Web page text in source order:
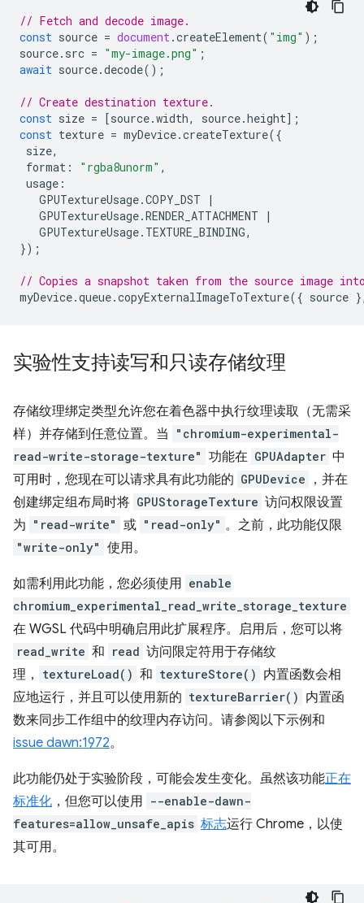
// Fetch and decode image.
const source = document.createElement( "img" );
source. src = "my-image.png" ;
await source.decode();
// Create destination texture.
const size = [source.width, source.height];
const texture = myDevice.createTexture({
size,
format : "rgba8unorm" ,
usage :
GPUTextureUsage.COPY_DST
|
GPUTextureUsage.RENDER_ATTACHMENT
|
GPUTextureUsage. TEXTURE_BINDING,
});
// Copies a snapshot taken from the source image
myDevice.queue.copyExternalImageToTexture({ source
实验性支持读写和只读存储纹理
存储纹理绑定类型允许您在着色器中执行纹理读取（无需采
样）并存储到任意位置。当
"chromium-experimental-
read-write-storage-texture" 功能在 GPUAdapter 中
可用时，您现在可以请求具有此功能的 GPUDevice
，并在
创建绑定组布局时将 GPUStorageTexture 访问权限设置
为 "read-write" 或 "read-only" 。之前，此功能仅限
"write-only" 使用。
如需利用此功能，您必须使用 enable
chromium_experimental_read_write_storage_texture
在 WGSL 代码中明确启用此扩展程序。启用后，您可以将
read_write 和 read 访问限定符用于存储纹
理，
textureLoad() 和 textureStore() 内置函数会相
应地运行，并且可以使用新的 textureBarrier() 内置函
数来同步工作组中的纹理内存访问。请参阅以下示例和
issue dawn:1972。
此功能仍处于实验阶段，可能会发生变化。虽然该功能正在
标准化 ，但您可以使用 --enable-dawn-
features=allow_unsafe_apis 标志运行 Chrome，以使
其可用。